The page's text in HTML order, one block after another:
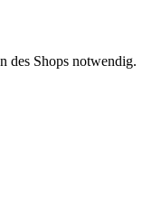
des Shops notwendig.